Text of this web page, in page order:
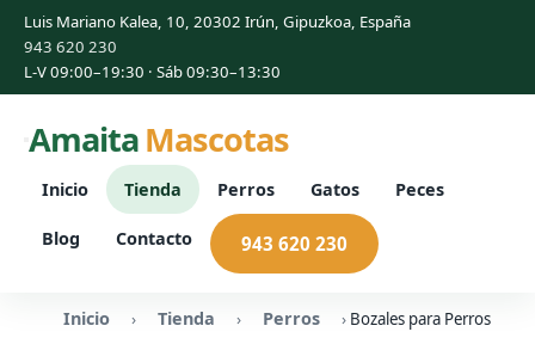
Luis Mariano Kalea, 10, 20302 Irún, Gipuzkoa, España
943 620 230
L-V 09:00–19:30 · Sáb 09:30–13:30
AmaitaMascotas
Inicio Tienda Perros Gatos Peces
Blog Contacto 943 620 230
Inicio › Tienda › Perros › Bozales para Perros